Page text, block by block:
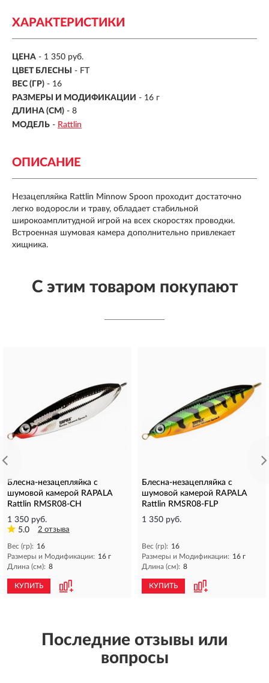
ХАРАКТЕРИСТИКИ
ЦЕНА - 1 350 руб.
ЦВЕТ БЛЕСНЫ
- FT
ВЕС (ГР) - 16
РАЗМЕРЫ И МОДИФИКАЦИИ - 16 г
ДЛИНА (СМ) - 8
МОДЕЛЬ - Rattlin
ОПИСАНИЕ
Незацепляйка Rattlin Minnow Spoon проходит достаточно
легко водоросли и траву, обладает стабильной
широкоамплитудной игрой на всех скоростях проводки.
Встроенная шумовая камера дополнительно привлекает
хищника.
С этим товаром покупают
Блесна-незацепляйка с
шумовой камерой RAPALA
Rattlin RMSR08-CH
1 350 руб.
5.0
2 отзыва
Вес (гр): 16
Размеры и Модификации: 16 г
Длина (см): 8
КУПИТЬ
Блесна-незацепляйка с
шумовой камерой RAPALA
Rattlin RMSR08-FLP
1 350 руб.
Вес (гр): 16
Размеры и Модификации: 16 г
Длина (см): 8
КУПИТЬ
Последние отзывы или
вопросы